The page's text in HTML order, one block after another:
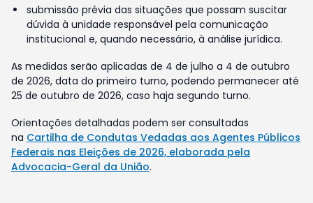
submissão prévia das situações que possam suscitar
dúvida à unidade responsável pela comunicação
institucional e, quando necessário, à análise jurídica.
As medidas serão aplicadas de 4 de julho a 4 de outubro
de 2026, data do primeiro turno, podendo permanecer até
25 de outubro de 2026, caso haja segundo turno.
Orientações detalhadas podem ser consultadas
na Cartilha de Condutas Vedadas aos Agentes Públicos
Federais nas Eleições de 2026, elaborada pela
Advocacia-Geral da União.